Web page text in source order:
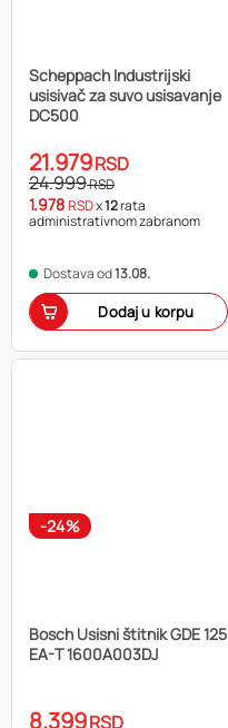
Scheppach Industrijski
usisivač za suvo usisavanje
DC500
21.979RSD
24.999RSD
1.978RSDx12rata
administrativnom zabranom
Dostava od13.08.
Dodaj u korpu
-24%
Bosch Usisni štitnik GDE 125
EA-T 1600A003DJ
8.399RSD